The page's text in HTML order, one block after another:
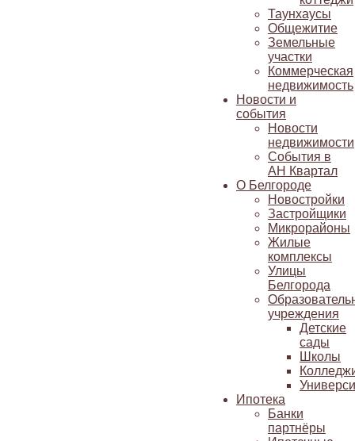
Таунхаусы
Общежитие
Земельные
участки
Коммерческая
недвижимость
Новости и
события
Новости
недвижимости
События в
АН Квартал
О Белгороде
Новостройки
Застройщики
Микрорайоны
Жилые
комплексы
Улицы
Белгорода
учреждения
Детские
сады
Школы
Ипотека
Банки
партнёры